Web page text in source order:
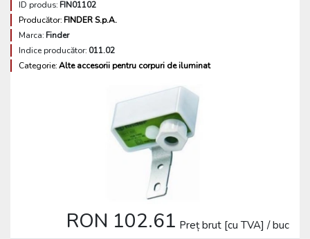
ID produs:FIN01102
Producător:FINDER S.p.A.
Marca:Finder
Indice producător: 011.02
Categorie:Alte accesorii pentru corpuri de iluminat
RON 102.61 Preț brut [cu TVA] / buc